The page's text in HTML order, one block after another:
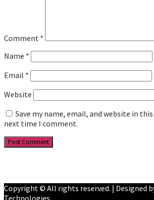
Comment *
Name *
Email *
Website
Save my name, email, and website in
next time I comment.
Copyright © All rights reserved. | Designed